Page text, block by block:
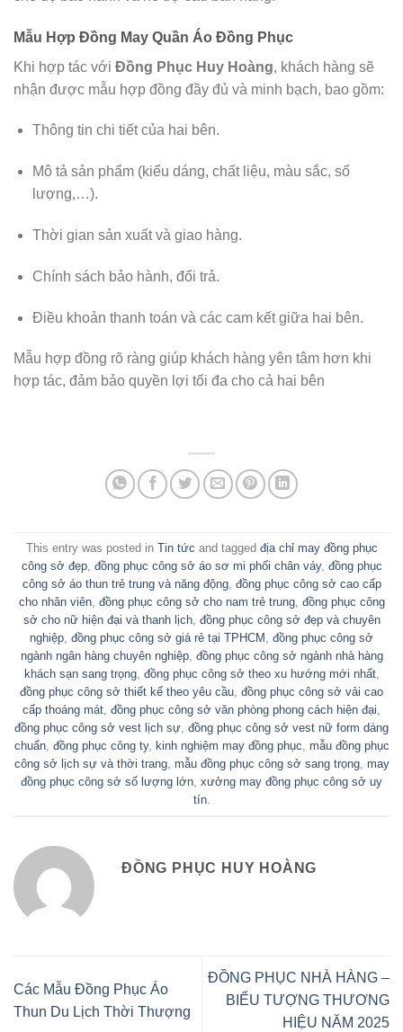
Mẫu Hợp Đồng May Quần Áo Đồng Phục
Khi hợp tác với Đồng Phục Huy Hoàng, khách hàng sẽ
nhận được mẫu hợp đồng đầy đủ và minh bạch, bao gồm:
Thông tin chi tiết của hai bên.
Mô tả sản phẩm (kiểu dáng, chất liệu, màu sắc, số
lượng,…).
Thời gian sản xuất và giao hàng.
Chính sách bảo hành, đổi trả.
Điều khoản thanh toán và các cam kết giữa hai bên.
Mẫu hợp đồng rõ ràng giúp khách hàng yên tâm hơn khi
hợp tác, đảm bảo quyền lợi tối đa cho cả hai bên
This entry was posted in Tin tức and tagged địa chỉ may đồng phục
công sở đẹp, đồng phục công sở áo sơ mi phối chân váy, đồng phục
công sở áo thun trẻ trung và năng động, đồng phục công sở cao cấp
cho nhân viên, đồng phục công sở cho nam trẻ trung, đồng phục công
sở cho nữ hiện đại và thanh lịch, đồng phục công sở đẹp và chuyên
nghiệp đồng phục công sở giá rẻ tại TPHCM đồng phục công sở
ngành ngân hàng chuyên nghiệp, đồng phục công sở ngành nhà hàng
khách sạn sang trọng, đồng phục công sở theo xu hướng mới nhất,
đồng phục công sở thiết kế theo yêu cầu đồng phục công sở vải cao
cấp thoáng mát đồng phục công sở văn phòng phong cách hiện đại
đồng phục công sở vest lịch sự đồng phục công sở vest nữ form dáng
chuẩn, đồng phục công ty, kinh nghiệm may đồng phục mẫu đồng phục
công sở lịch sự và thời trang, mẫu đồng phục công sở sang trọng, may
đồng phục công sở số lượng lớn xưởng may đồng phục công sở uy
tín.
ĐỒNG PHỤC HUY HOÀNG
Các Mẫu Đồng Phục Áo
Thun Du Lịch Thời Thượng
ĐỒNG PHỤC NHÀ HÀNG –
BIỂU TƯỢNG THƯƠNG
HIỆU NĂM 2025